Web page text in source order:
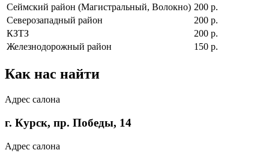
Сеймский район (Магистральный, Волокно) 200 р.
Северозападный район
200 р.
КЗТЗ
200 р.
Железнодорожный район
150 р.
Как нас найти
Адрес салона
г. Курск, пр. Победы, 14
Адрес салона